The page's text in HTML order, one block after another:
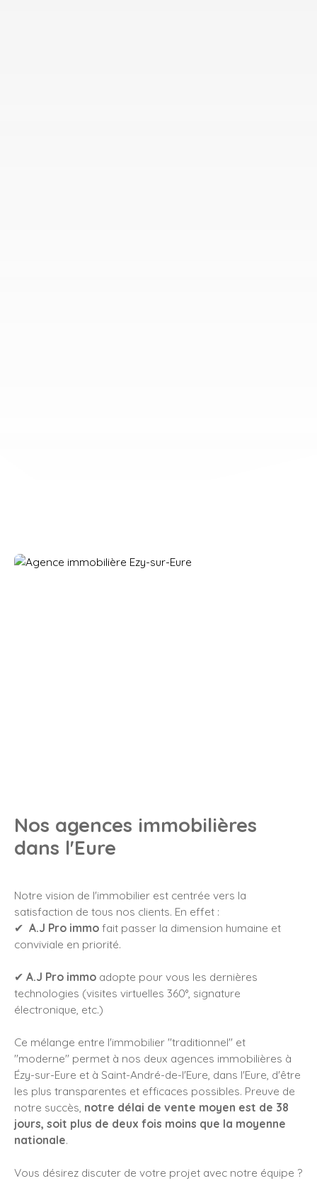
Nos agences immobilières
dans l'Eure
Notre vision de l'immobilier est centrée vers la
satisfaction de tous nos clients. En effet :
✔ A.J Pro immo fait passer la dimension humaine et
conviviale en priorité.
✔ A.J Pro immo adopte pour vous les dernières
technologies (visites virtuelles 360°, signature
électronique, etc.)
Ce mélange entre l'immobilier "traditionnel" et
"moderne" permet à nos deux agences immobilières à
Ézy-sur-Eure et à Saint-André-de-l'Eure, dans l'Eure, d'être
les plus transparentes et efficaces possibles. Preuve de
notre succès, notre délai de vente moyen est de 38
jours, soit plus de deux fois moins que la moyenne
nationale.
Vous désirez discuter de votre projet avec notre équipe ?